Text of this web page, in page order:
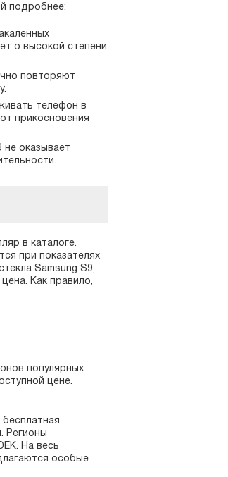
подробнее:
о высокой степени
повторяют
телефон в
прикосновения
не оказывает
в каталоге.
при показателях
Samsung S9,
Как правило,
популярных
цене.
Регионы
На весь
особые